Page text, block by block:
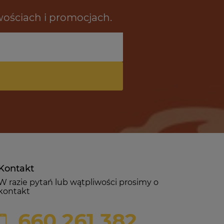
i promocjach.
razie pytań lub wątpliwości prosimy o